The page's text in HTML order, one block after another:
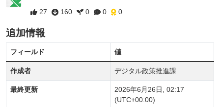
27 160 0 0 0
追加情報
フィールド 値
作成者 デジタル政策推進課
最終更新
2026年6月26日, 02:17
(UTC+00:00)